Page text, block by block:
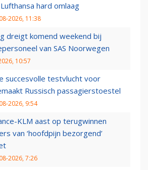
hard omlaag
2026, 11:38
dreigt komend weekend bij
van SAS Noorwegen
10:57
succesvolle testvlucht voor
Russisch passagierstoestel
2026, 9:54
KLM aast op terugwinnen
van ‘hoofdpijn bezorgend’
2026, 7:26